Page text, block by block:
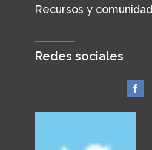
Recursos y comunidad
Redes sociales